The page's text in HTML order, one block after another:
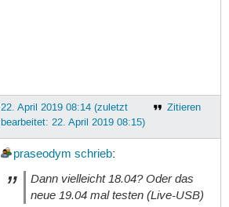
Zitieren
22. April 2019 08:14 (zuletzt
bearbeitet: 22. April 2019 08:15)
praseodym schrieb:
Dann vielleicht 18.04? Oder das
neue 19.04 mal testen (Live-USB)